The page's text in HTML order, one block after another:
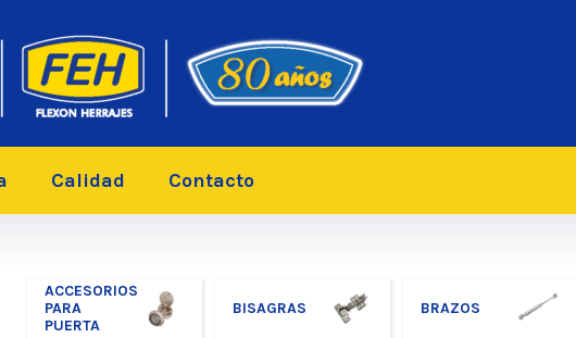
Calidad Contacto
ACCESORIOS
PARA
PUERTA
BISAGRAS BRAZOS